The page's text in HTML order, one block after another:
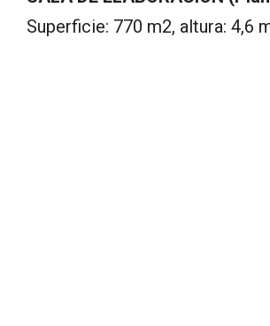
Superficie: 770 m2, altura: 4,6